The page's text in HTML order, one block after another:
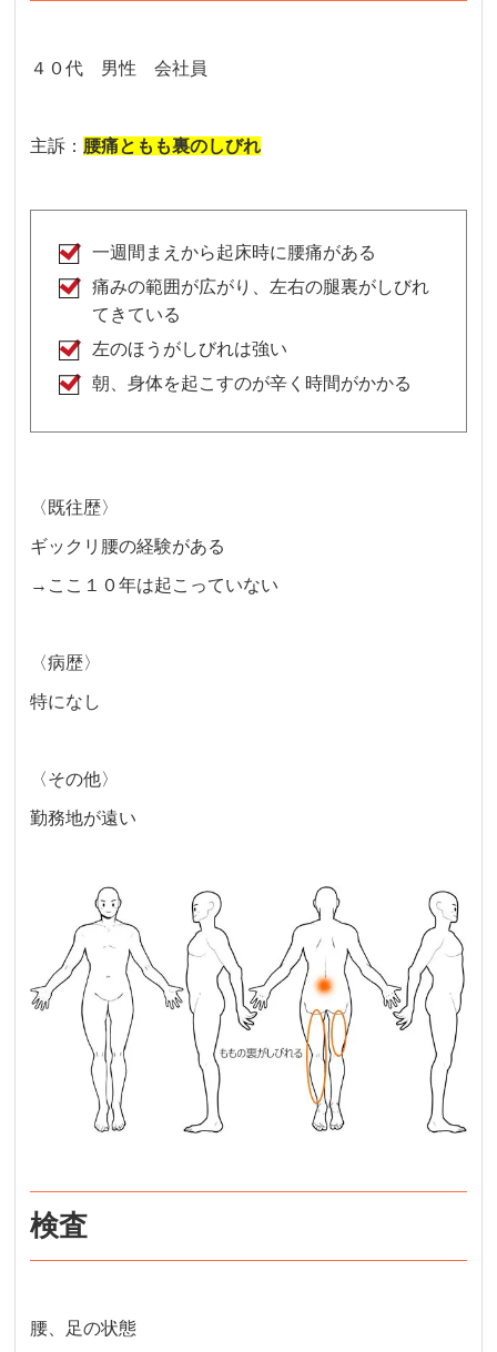
４０代 男性 会社員
主訴： 腰痛ともも裏のしびれ
一週間まえから起床時に腰痛がある
痛みの範囲が広がり、左右の腿裏がしびれ
てきている
左のほうがしびれは強い
朝、身体を起こすのが辛く時間がかかる
〈既往歴〉
ギックリ腰の経験がある
→ここ１０年は起こっていない
〈病歴〉
特になし
〈その他〉
勤務地が遠い
検査
腰、足の状態